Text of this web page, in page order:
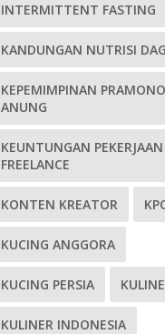
INTERMITTENT FASTING
KANDUNGAN NUTRISI
KEPEMIMPINAN PRAMONO
ANUNG
KEUNTUNGAN PEKERJAAN
FREELANCE
KONTEN KREATOR
KUCING ANGGORA
KUCING PERSIA
KULINER INDONESIA